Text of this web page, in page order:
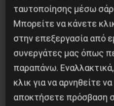
ταυτοποίησης μέσω
Μπορείτε να κάνετε
στην επεξεργασία από
συνεργάτες μας όπως
παραπάνω.
κλικ για να αρνηθείτε
αποκτήσετε πρόσβαση